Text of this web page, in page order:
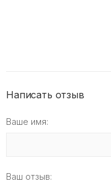
Написать отзыв
Ваше имя:
Ваш отзыв: